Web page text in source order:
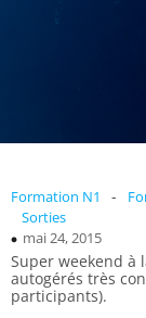
Formation N1 -
Sorties
mai 24, 2015
Super weekend à
autogérés très
participants).